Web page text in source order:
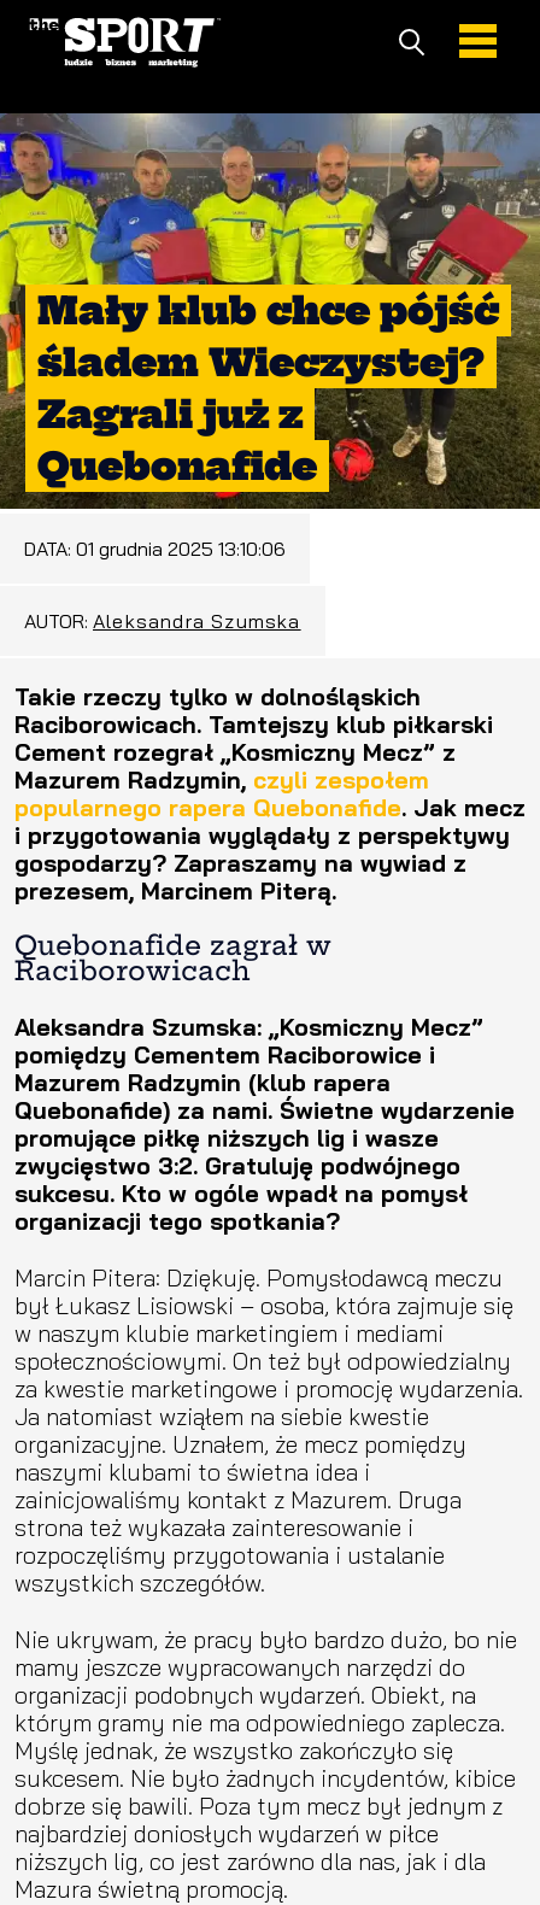
Mały klub chce pójść
śladem Wieczystej?
Zagrali już z
Quebonafide
DATA: 01 grudnia 2025 13:10:06
AUTOR: Aleksandra Szumska
Takie rzeczy tylko w dolnośląskich
Raciborowicach. Tamtejszy klub piłkarski
Cement rozegrał „Kosmiczny Mecz” z
Mazurem Radzymin, czyli zespołem
popularnego rapera Quebonafide. Jak mecz
i przygotowania wyglądały z perspektywy
gospodarzy? Zapraszamy na wywiad z
prezesem, Marcinem Piterą.
Quebonafide zagrał w
Raciborowicach
Aleksandra Szumska: „Kosmiczny Mecz”
pomiędzy Cementem Raciborowice i
Mazurem Radzymin (klub rapera
Quebonafide) za nami. Świetne wydarzenie
promujące piłkę niższych lig i wasze
zwycięstwo 3:2. Gratuluję podwójnego
sukcesu. Kto w ogóle wpadł na pomysł
organizacji tego spotkania?
Marcin Pitera: Dziękuję. Pomysłodawcą meczu
był Łukasz Lisiowski – osoba, która zajmuje się
w naszym klubie marketingiem i mediami
społecznościowymi. On też był odpowiedzialny
za kwestie marketingowe i promocję wydarzenia.
Ja natomiast wziąłem na siebie kwestie
organizacyjne. Uznałem, że mecz pomiędzy
naszymi klubami to świetna idea i
zainicjowaliśmy kontakt z Mazurem. Druga
strona też wykazała zainteresowanie i
rozpoczęliśmy przygotowania i ustalanie
wszystkich szczegółów.
Nie ukrywam, że pracy było bardzo dużo, bo nie
mamy jeszcze wypracowanych narzędzi do
organizacji podobnych wydarzeń. Obiekt, na
którym gramy nie ma odpowiedniego zaplecza.
Myślę jednak, że wszystko zakończyło się
sukcesem. Nie było żadnych incydentów, kibice
dobrze się bawili. Poza tym mecz był jednym z
najbardziej doniosłych wydarzeń w piłce
niższych lig, co jest zarówno dla nas, jak i dla
Mazura świetną promocją.